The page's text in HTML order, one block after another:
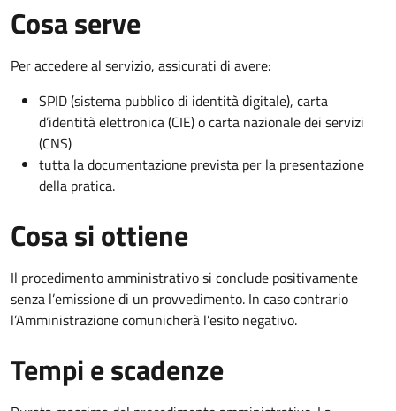
Cosa serve
Per accedere al servizio, assicurati di avere:
SPID (sistema pubblico di identità digitale), carta
d’identità elettronica (CIE) o carta nazionale dei servizi
(CNS)
tutta la documentazione prevista per la presentazione
della pratica.
Cosa si ottiene
Il procedimento amministrativo si conclude positivamente
senza l’emissione di un provvedimento. In caso contrario
l’Amministrazione comunicherà l’esito negativo.
Tempi e scadenze